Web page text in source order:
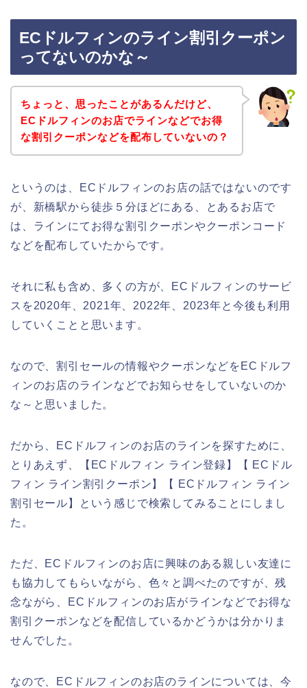
ECドルフィンのライン割引クーポン
ってないのかな～
ちょっと、思ったことがあるんだけど、
ECドルフィンのお店でラインなどでお得
な割引クーポンなどを配布していないの？
というのは、ECドルフィンのお店の話ではないのです
が、新橋駅から徒歩５分ほどにある、とあるお店で
は、ラインにてお得な割引クーポンやクーポンコード
などを配布していたからです。
それに私も含め、多くの方が、ECドルフィンのサービ
スを2020年、2021年、2022年、2023年と今後も利用
していくことと思います。
なので、割引セールの情報やクーポンなどをECドルフ
ィンのお店のラインなどでお知らせをしていないのか
な～と思いました。
だから、ECドルフィンのお店のラインを探すために、
とりあえず、【ECドルフィン ライン登録】【 ECドル
フィン ライン割引クーポン】【 ECドルフィン ライン
割引セール】という感じで検索してみることにしまし
た。
ただ、ECドルフィンのお店に興味のある親しい友達に
も協力してもらいながら、色々と調べたのですが、残
念ながら、ECドルフィンのお店がラインなどでお得な
割引クーポンなどを配信しているかどうかは分かりま
せんでした。
なので、ECドルフィンのお店のラインについては、今